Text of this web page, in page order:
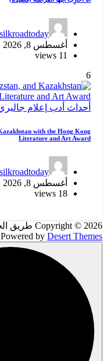
أغسطس 8, 2026
11 views
6
أحداث أدب إعلام
with the Hong Kong
Literature and Art Award
أغسطس 8, 2026
18 views
by Desert Themes